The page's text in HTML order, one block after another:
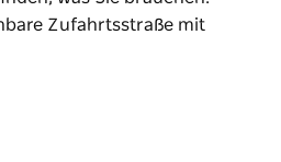
Zufahrtsstraße mit
die Informationen des